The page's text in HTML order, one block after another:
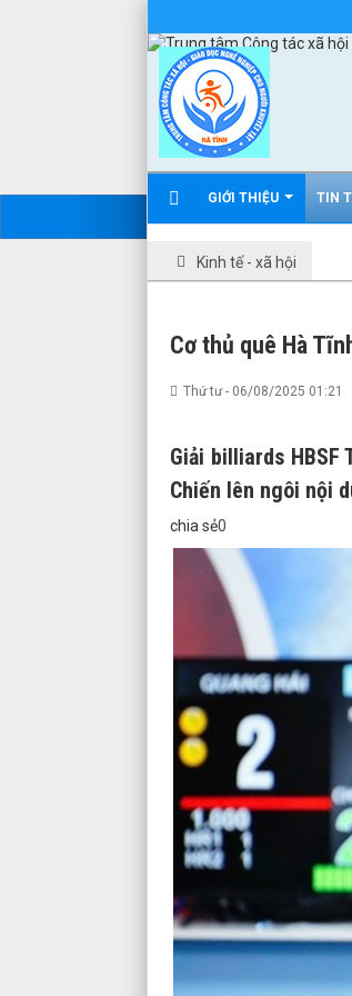
GIỚI THIỆU TIN
Kinh tế - xã hội
Cơ thủ quê Hà
Thứ tư - 06/08/2025 01:21
Giải billiards HBSF
Chiến lên ngôi nội
chia sẻ0